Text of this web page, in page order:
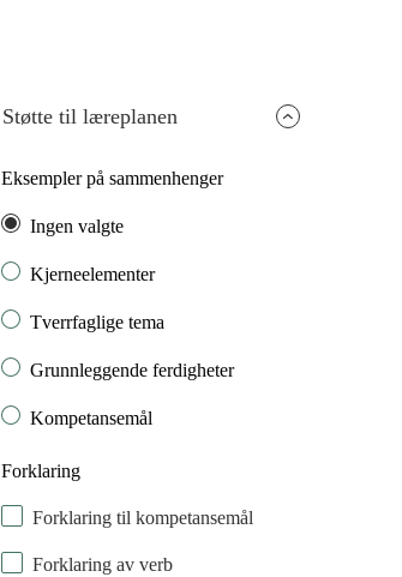
Støtte til læreplanen
Eksempler på sammenhenger
Ingen valgte
Kjerneelementer
Tverrfaglige tema
Grunnleggende ferdigheter
Kompetansemål
Forklaring
Forklaring til kompetansemål
Forklaring av verb